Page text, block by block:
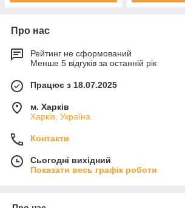
Про нас
Рейтинг не сформований
Менше 5 відгуків за останній рік
Працює з 18.07.2025
м. Харків
Харків, Україна
Контакти
Сьогодні вихідний
Показати весь графік роботи